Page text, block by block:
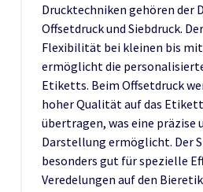
Drucktechniken gehören der
Offsetdruck und Siebdruck.
Flexibilität bei kleinen bis
ermöglicht die
Etiketts. Beim Offsetdruck
hoher Qualität auf das
übertragen, was eine präzise
Darstellung ermöglicht. Der
besonders gut für spezielle
Veredelungen auf den